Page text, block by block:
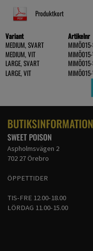
Produktkort
Variant Artikelnr
MEDIUM, SVART
MEDIUM, VIT
LARGE, SVART
LARGE, VIT
BUTIKSINFORMATION
SWEET POISON
Aspholmsvägen 2
702 27 Örebro
ÖPPETTIDER
TIS-FRE 12.00-18.00
LÖRDAG 11.00-15.00